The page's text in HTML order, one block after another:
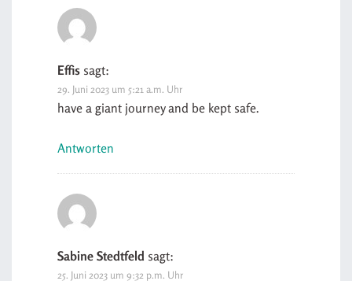
Effis sagt:
29. Juni 2023 um 5:21 a.m. Uhr
have a giant journey and be kept safe.
Antworten
Sabine Stedtfeld sagt:
25. Juni 2023 um 9:32 p.m. Uhr